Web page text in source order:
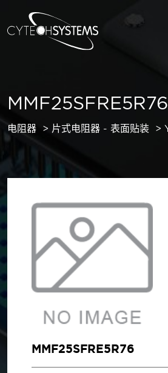
MMF25SFRE5R76
电阻器 片式电阻器 - 表面贴装
MMF25SFRE5R76